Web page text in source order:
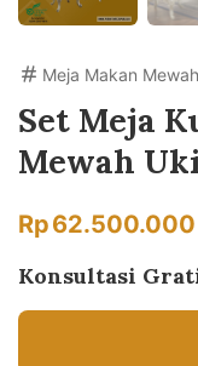
Meja Makan Mewah
Set Meja
Mewah
Rp62.500.000
Konsultasi